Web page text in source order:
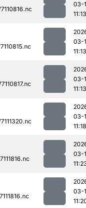
03-
11:13
03-
11:13
03-
11:13
03-
11:18
03-
03-